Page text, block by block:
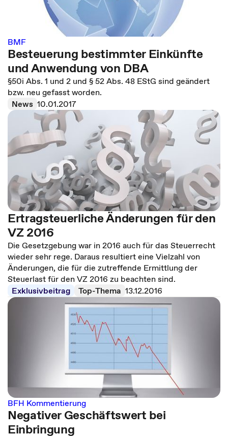
BMF
Besteuerung bestimmter Einkünfte
und Anwendung von DBA
§50i Abs. 1 und 2 und § 52 Abs. 48 EStG sind geändert
bzw. neu gefasst worden.
News 10.01.2017
Ertragsteuerliche Änderungen für den
VZ 2016
Die Gesetzgebung war in 2016 auch für das Steuerrecht
wieder sehr rege. Daraus resultiert eine Vielzahl von
Änderungen, die für die zutreffende Ermittlung der
Steuerlast für den VZ 2016 zu beachten sind.
Exklusivbeitrag
Top-Thema 13.12.2016
BFH Kommentierung
Negativer Geschäftswert bei
Einbringung